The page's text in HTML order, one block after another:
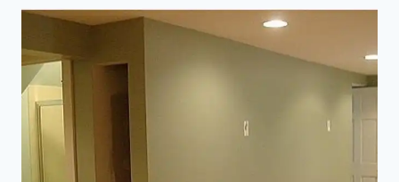
الرياض
–
جودة